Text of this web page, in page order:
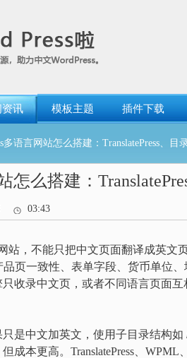
资讯 模板主题 插件下载
语言网站怎么搭建：TranslatePress、目
怎么搭建：
03:43
站，不能只把中文页面翻译成英文
页一致性、表单字段、货币单位
收录中文页，或者不同语言页面
是中文加英文，使用子目录结构如
成本更高。TranslatePress、WPML